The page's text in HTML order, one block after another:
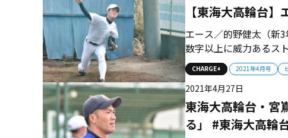
CHARGE+ 2021年4月号
【東海大高輪台
エース／的野健太（新
数字以上に威力あるス
武藤琢磨（新3年＝遊
守備範囲も広く、攻守の中心プレーヤー
真（新3年＝外野手） 米
東海大高輪台・宮
る」 #東海大高輪
2021年4月27日